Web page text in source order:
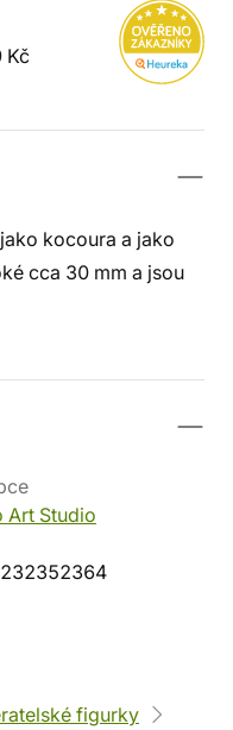
Kč
kocoura a jako
cca 30 mm a jsou
Art Studio
figurky